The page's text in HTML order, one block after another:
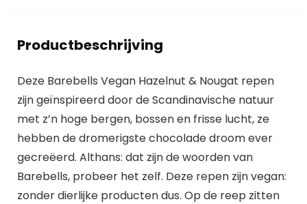
Productbeschrijving
Deze Barebells Vegan Hazelnut & Nougat repen
zijn geïnspireerd door de Scandinavische natuur
met z’n hoge bergen, bossen en frisse lucht, ze
hebben de dromerigste chocolade droom ever
gecreëerd. Althans: dat zijn de woorden van
Barebells, probeer het zelf. Deze repen zijn vegan:
zonder dierlijke producten dus. Op de reep zitten